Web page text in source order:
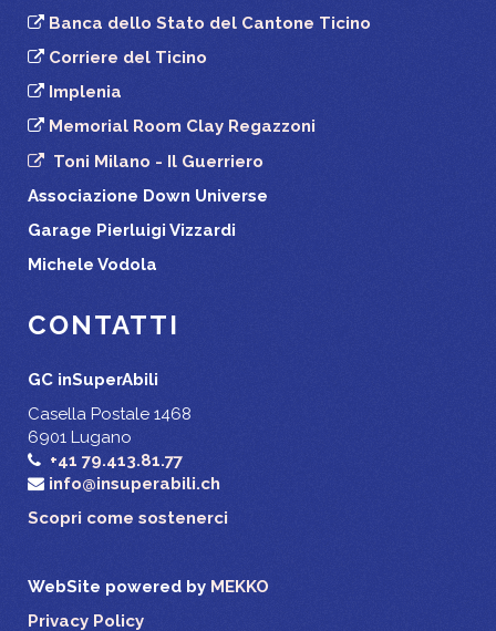
Banca dello Stato del Cantone Ticino
Corriere del Ticino
Implenia
Memorial Room Clay Regazzoni
Toni Milano - Il Guerriero
Associazione Down Universe
Garage Pierluigi Vizzardi
Michele Vodola
CONTATTI
GC inSuperAbili
Casella Postale 1468
6901 Lugano
+41 79.413.81.77
info@insuperabili.ch
Scopri come sostenerci
WebSite powered by MEKKO
Privacy Policy